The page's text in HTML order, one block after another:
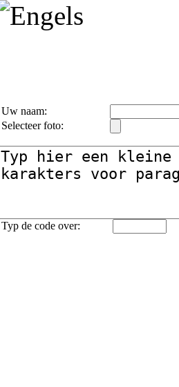
Uw naam:
Selecteer foto:
Typ de code over: